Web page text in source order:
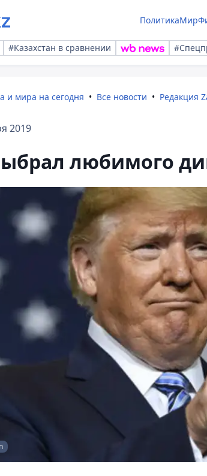
ПолитикаМир
#Казахстан в сравнении
и мира на сегодня Все новости Редакция
2019
любимого